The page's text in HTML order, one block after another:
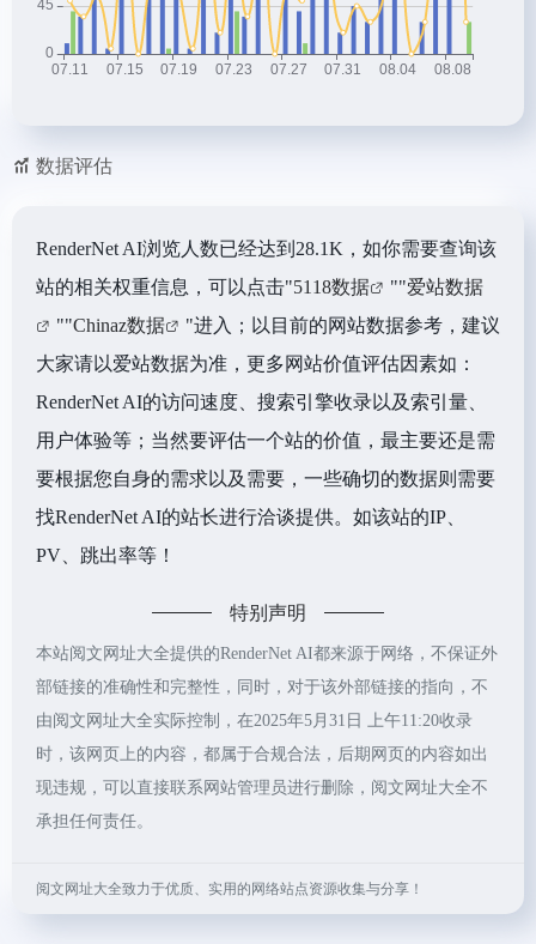
数据评估
RenderNet AI浏览人数已经达到28.1K，如你需要查询该
站的相关权重信息，可以点击"5118数据 ""爱站数据
""Chinaz数据
"进入；以目前的网站数据参考，建议
大家请以爱站数据为准，更多网站价值评估因素如：
RenderNet AI的访问速度、搜索引擎收录以及索引量、
用户体验等；当然要评估一个站的价值，最主要还是需
要根据您自身的需求以及需要，一些确切的数据则需要
找RenderNet AI的站长进行洽谈提供。如该站的IP、
PV、跳出率等！
特别声明
本站阅文网址大全提供的RenderNet AI都来源于网络，不保证外
部链接的准确性和完整性，同时，对于该外部链接的指向，不
由阅文网址大全实际控制，在2025年5月31日 上午11:20收录
时，该网页上的内容，都属于合规合法，后期网页的内容如出
现违规，可以直接联系网站管理员进行删除，阅文网址大全不
承担任何责任。
阅文网址大全致力于优质、实用的网络站点资源收集与分享！